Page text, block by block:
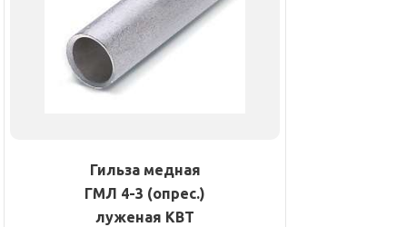
Гильза медная
ГМЛ 4-3 (опрес.)
луженая КВТ